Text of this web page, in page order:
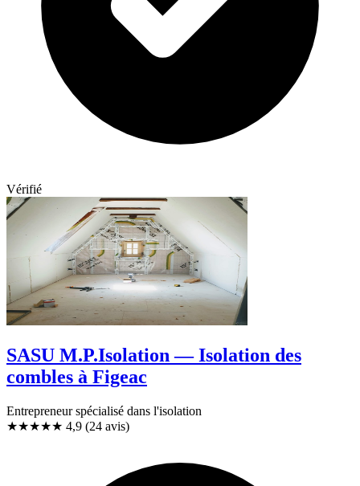
Vérifié
SASU M.P.Isolation — Isolation des
combles à Figeac
Entrepreneur spécialisé dans l'isolation
★★★★★ 4,9 (24 avis)